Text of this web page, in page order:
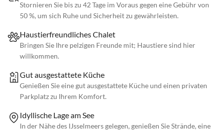
Stornieren Sie bis zu 42 Tage im Voraus gegen eine Gebühr von
50 %, um sich Ruhe und Sicherheit zu gewährleisten.
Haustierfreundliches Chalet
Bringen Sie Ihre pelzigen Freunde mit; Haustiere sind hier
willkommen.
Gut ausgestattete Küche
Genießen Sie eine gut ausgestattete Küche und einen privaten
Parkplatz zu Ihrem Komfort.
Idyllische Lage am See
In der Nähe des IJsselmeers gelegen, genießen Sie Strände, eine